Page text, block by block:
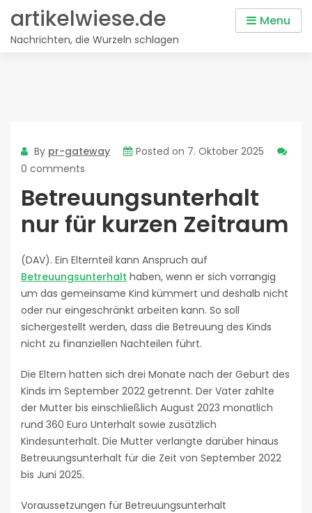
content
artikelwiese.de
Nachrichten, die Wurzeln schlagen
Menu
By pr-gateway Posted on 7. Oktober 2025
0 comments
Betreuungsunterhalt
nur für kurzen Zeitraum
(DAV). Ein Elternteil kann Anspruch auf
Betreuungsunterhalt haben, wenn er sich vorrangig
um das gemeinsame Kind kümmert und deshalb nicht
oder nur eingeschränkt arbeiten kann. So soll
sichergestellt werden, dass die Betreuung des Kinds
nicht zu finanziellen Nachteilen führt.
Die Eltern hatten sich drei Monate nach der Geburt des
Kinds im September 2022 getrennt. Der Vater zahlte
der Mutter bis einschließlich August 2023 monatlich
rund 360 Euro Unterhalt sowie zusätzlich
Kindesunterhalt. Die Mutter verlangte darüber hinaus
Betreuungsunterhalt für die Zeit von September 2022
bis Juni 2025.
Voraussetzungen für Betreuungsunterhalt